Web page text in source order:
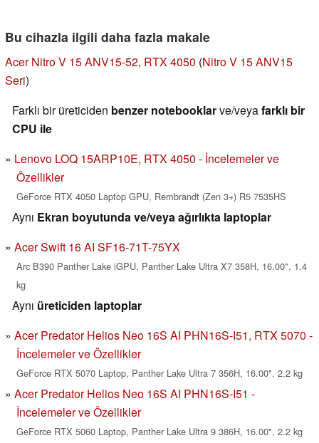
Bu cihazla ilgili daha fazla makale
Acer Nitro V 15 ANV15-52, RTX 4050 (Nitro V 15 ANV15
Seri)
Farklı bir üreticiden benzer notebooklarve/veyafarklı bir
CPU ile
Lenovo LOQ 15ARP10E, RTX 4050 - İncelemeler ve
Özellikler
GeForce RTX 4050 Laptop GPU, Rembrandt (Zen 3+) R5 7535HS
Aynı Ekran boyutunda ve/veya ağırlıkta laptoplar
Acer Swift 16 AI SF16-71T-75YX
Arc B390 Panther Lake iGPU, Panther Lake Ultra X7 358H, 16.00", 1.4
kg
Aynı üreticiden laptoplar
Acer Predator Helios Neo 16S AI PHN16S-I51, RTX 5070 -
İncelemeler ve Özellikler
GeForce RTX 5070 Laptop, Panther Lake Ultra 7 356H, 16.00", 2.2 kg
Acer Predator Helios Neo 16S AI PHN16S-I51 -
İncelemeler ve Özellikler
GeForce RTX 5060 Laptop, Panther Lake Ultra 9 386H, 16.00", 2.2 kg